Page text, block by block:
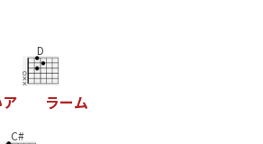
ア
D
ラーム
C#